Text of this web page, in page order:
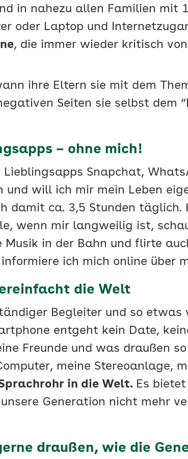
in nahezu allen Familien mit
oder Laptop und
, die immer wieder kritisch
ihre Eltern sie mit dem
Seiten sie selbst dem
– ohne mich!
Lieblingsapps Snapchat,
und will ich mir mein Leben
damit ca. 3,5 Stunden täglich.
wenn mir langweilig ist,
Musik in der Bahn und flirte
ich mich online über
die Welt
Begleiter und so etwas
entgeht kein Date,
Freunde und was draußen
meine Stereoanlage,
in die Welt. Es
Generation nicht mehr
draußen, wie die